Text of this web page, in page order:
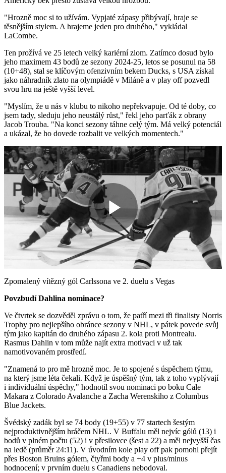
"Hrozně moc si to užívám. Vypjaté zápasy přibývají, hraje se
těsnějším stylem. A hrajeme jeden pro druhého," vykládal
LaCombe.
Ten prožívá ve 25 letech velký kariérní zlom. Zatímco dosud bylo
jeho maximem 43 bodů ze sezony 2024-25, letos se posunul na 58
(10+48), stal se klíčovým ofenzivním bekem Ducks, s USA získal
jako náhradník zlato na olympiádě v Miláně a v play off pozvedl
svou hru na ještě vyšší level.
"Myslím, že u nás v klubu to nikoho nepřekvapuje. Od té doby, co
jsem tady, sleduju jeho neustálý růst," řekl jeho parťák z obrany
Jacob Trouba. "Na konci sezony táhne celý tým. Má velký potenciál
a ukázal, že ho dovede rozbalit ve velkých momentech."
Play
Video
Zpomalený vítězný gól Carlssona ve 2. duelu s Vegas
Povzbudí Dahlina nominace?
Ve čtvrtek se dozvěděl zprávu o tom, že patří mezi tři finalisty Norris
Trophy pro nejlepšího obránce sezony v NHL, v pátek povede svůj
tým jako kapitán do druhého zápasu 2. kola proti Montrealu.
Rasmus Dahlin v tom může najít extra motivaci v už tak
namotivovaném prostředí.
"Znamená to pro mě hrozně moc. Je to spojené s úspěchem týmu,
na který jsme léta čekali. Když je úspěšný tým, tak z toho vyplývají
i individuální úspěchy," hodnotil svou nominaci po boku Cale
Makara z Colorado Avalanche a Zacha Werenskiho z Columbus
Blue Jackets.
Švédský zadák byl se 74 body (19+55) v 77 startech šestým
nejproduktivnějším hráčem NHL. V Buffalu měl nejvíc gólů (13) i
bodů v plném počtu (52) i v přesilovce (šest a 22) a měl nejvyšší čas
na ledě (průměr 24:11). V úvodním kole play off pak pomohl přejít
přes Boston Bruins gólem, čtyřmi body a +4 v plus/minus
hodnocení; v prvním duelu s Canadiens nebodoval.